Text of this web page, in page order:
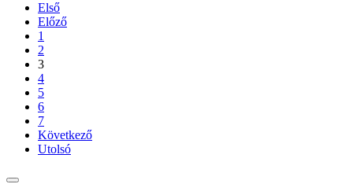
Első
Előző
1
2
3
4
5
6
7
Következő
Utolsó